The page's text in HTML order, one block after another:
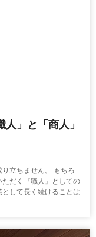
」と「商人」
立ちません。 もちろ
だく『職人』としての
して長く続けることは